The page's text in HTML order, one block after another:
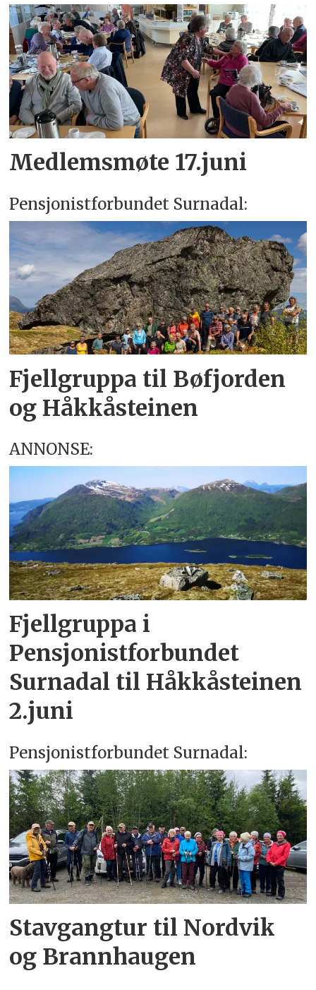
Medlemsmøte 17.juni
Pensjonistforbundet Surnadal:
Fjellgruppa til Bøfjorden
og Håkkåsteinen
ANNONSE:
Fjellgruppa i
Pensjonistforbundet
Surnadal til Håkkåsteinen
2.juni
Pensjonistforbundet Surnadal:
Stavgangtur til Nordvik
og Brannhaugen